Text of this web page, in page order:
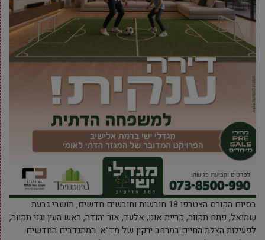
בסיום הקורס הצטרפו 18 חובשות וחובשים חדשים, תושבי גבעת
שמואל, פתח תקווה, קריית אונו, אלעד, אור יהודה, ראש העין וגני תקווה,
לפעילות הצלת החיים במרחב ירקון של מד”א. המתנדבים החדשים